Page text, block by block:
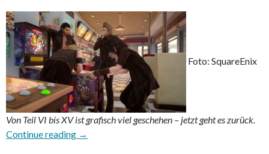
Foto: SquareEnix
Von Teil VI bis XV ist grafisch viel geschehen – jetzt geht es zurück.
Continue reading Final Fantasy VI jetzt auf Steam und
→